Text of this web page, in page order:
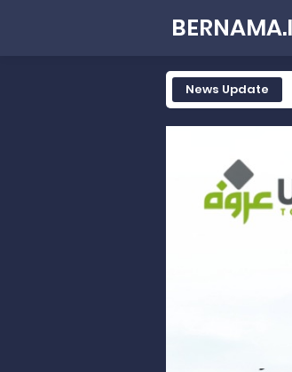
News Update
Rahmat Saleh
Rahmat Saleh
Wakili
RELIS
RELIS